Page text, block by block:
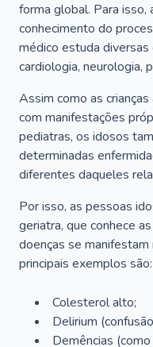
forma global. Para
conhecimento do
médico estuda
cardiologia, neurologia,
Assim como as
com manifestações
pediatras, os idosos
determinadas
diferentes daqueles
Por isso, as pessoas
geriatra, que conhece
doenças se
principais exemplos são:
Colesterol alto;
Delirium
Demências